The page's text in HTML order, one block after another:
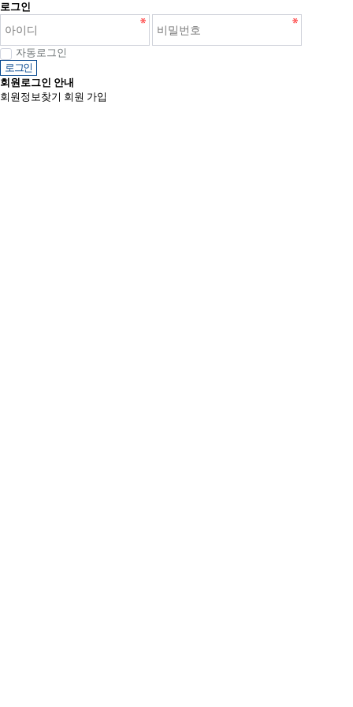
로그인
자동로그인
로그인
회원로그인 안내
회원정보찾기 회원 가입